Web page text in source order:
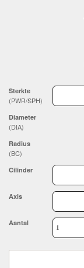
Sterkte
(PWR/SPH)
Diameter
(DIA)
Radius
(BC)
Cilinder
Axis
Aantal